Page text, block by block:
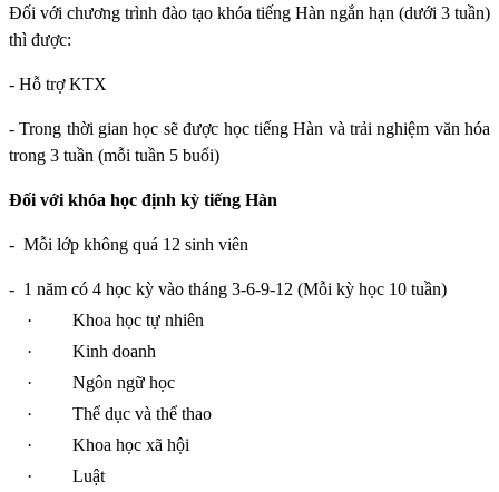
Đối với chương trình đào tạo khóa tiếng Hàn ngắn hạn (dưới 3 tuần)
thì được:
- Hỗ trợ KTX
- Trong thời gian học sẽ được học tiếng Hàn và trải nghiệm văn hóa
trong 3 tuần (mỗi tuần 5 buổi)
Đối với khóa học định kỳ tiếng Hàn
- Mỗi lớp không quá 12 sinh viên
- 1 năm có 4 học kỳ vào tháng 3-6-9-12 (Mỗi kỳ học 10 tuần)
·
Khoa học tự nhiên
·
Kinh doanh
·
Ngôn ngữ học
·
Thể dục và thể thao
·
Khoa học xã hội
·
Luật